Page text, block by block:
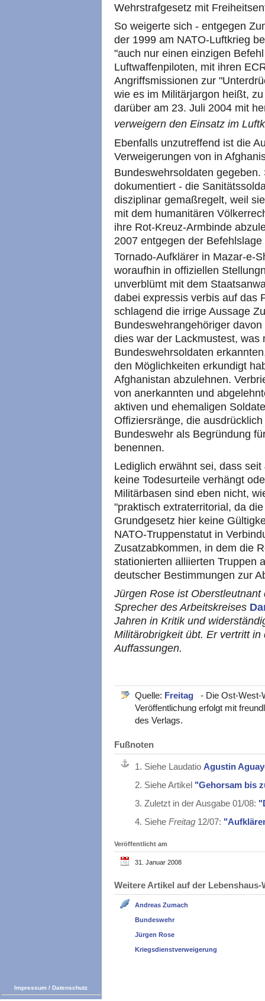
Wehrstrafgesetz mit
So weigerte sich - entgegen
der 1999 am NATO-Luftkrieg
"auch nur einen einzigen
Luftwaffenpiloten, mit ihren
Angriffsmissionen zur
wie es im Militärjargon heißt,
darüber am 23. Juli 2004 mit
verweigern den Einsatz im
Ebenfalls unzutreffend ist die
Verweigerungen von in
Bundeswehrsoldaten
dokumentiert - die
disziplinar gemaßregelt, weil
mit dem humanitären
ihre Rot-Kreuz-Armbinde
2007 entgegen der
Tornado-Aufklärer in Mazar-e-
woraufhin in offiziellen
unverblümt mit dem
dabei expressis verbis auf das
schlagend die irrige Aussage
Bundeswehrangehöriger
dies war der Lackmustest,
Bundeswehrsoldaten
den Möglichkeiten erkundigt
Afghanistan abzulehnen.
von anerkannten und
aktiven und ehemaligen
Offiziersränge, die
Bundeswehr als Begründung
benennen.
Lediglich erwähnt sei, dass
keine Todesurteile verhängt
Militärbasen sind eben nicht,
"praktisch extraterritorial, da
Grundgesetz hier keine
NATO-Truppenstatut in
Zusatzabkommen, in dem die
stationierten alliierten Truppen
deutscher Bestimmungen zur
Jürgen Rose ist
Sprecher des Arbeitskreises
Jahren in Kritik und
Militärobrigkeit übt. Er vertritt
Auffassungen.
Quelle: Freitag
- Die Ost-West-
Veröffentlichung erfolgt mit
des Verlags.
Fußnoten
1. Siehe Laudatio Agustin
2. Siehe Artikel "Gehorsam bis
3. Zuletzt in der Ausgabe 01/08:
4. Siehe Freitag 12/07:
Veröffentlicht am
31. Januar 2008
Weitere Artikel auf der
Andreas Zumach
Bundeswehr
Jürgen Rose
Kriegsdienstverweigerung
Impressum / Datenschutz